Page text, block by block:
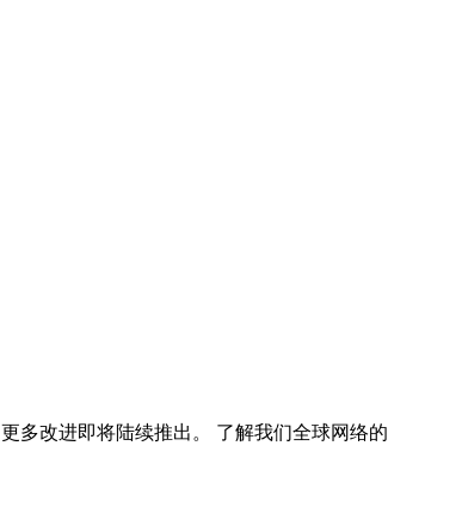
多改进即将陆续推出。 了解我们全球网络的